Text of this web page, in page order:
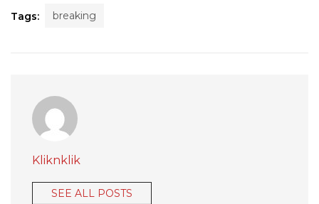
Tags: breaking
Kliknklik
SEE ALL POSTS